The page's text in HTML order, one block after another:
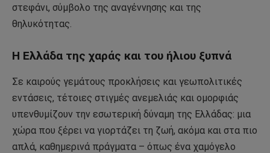
στεφάνι, σύμβολο της αναγέννησης και της
θηλυκότητας.
Η Ελλάδα της χαράς και του ήλιου ξυπνά
Σε καιρούς γεμάτους προκλήσεις και γεωπολιτικές
εντάσεις, τέτοιες στιγμές ανεμελιάς και ομορφιάς
υπενθυμίζουν την εσωτερική δύναμη της Ελλάδας: μια
χώρα που ξέρει να γιορτάζει τη ζωή, ακόμα και στα πιο
απλά, καθημερινά πράγματα – όπως ένα χαμόγελο